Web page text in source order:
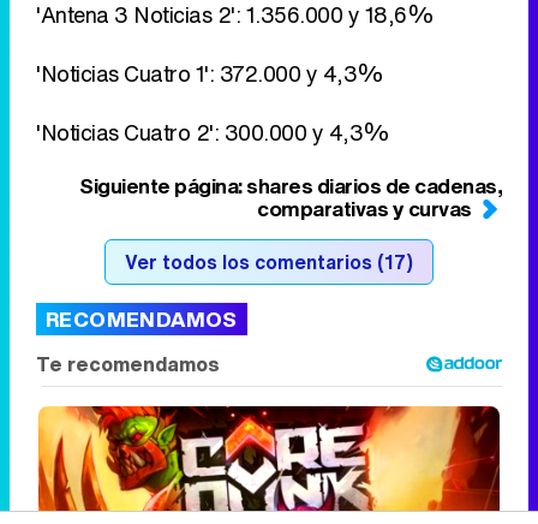
Siguiente página: shares diarios de cadenas,